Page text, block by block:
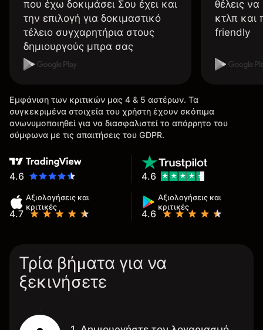
που έχω δοκιμάσει Σου έχει και
την επιλογή για δοκιμαστικό
τέλειο συγχαρητήρια στους
δημιουργούς μπρα σας
θέλεις
κτλπ και
friendly
Εμφάνιση των κριτικών μας 4 & 5 αστέρων. Τα
συγκεκριμένα στοιχεία του χρήστη έχουν σκόπιμα
ανωνυμοποιηθεί για να διασφαλιστεί το απόρρητο του
σύμφωνα με τις απαιτήσεις του GDPR.
4.6
Αξιολογήσεις και
κριτικές
4.7
Αξιολογήσεις και
κριτικές
4.6
4.6
Τρία βήματα για να
ξεκινήσετε